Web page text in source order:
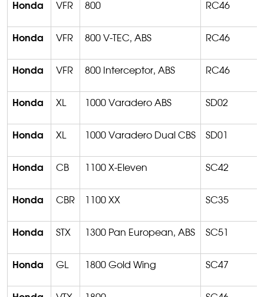
Honda VFR 800 RC46
Honda VFR 800 V-TEC, ABS RC46
Honda VFR 800 Interceptor, ABS RC46
Honda XL 1000 Varadero ABS SD02
Honda XL 1000 Varadero Dual CBS SD01
Honda CB 1100 X-Eleven SC42
Honda CBR 1100 XX SC35
Honda STX 1300 Pan European, ABS SC51
Honda GL 1800 Gold Wing SC47